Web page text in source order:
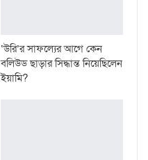
‘উরি’র সাফল্যের আগে কেন
বলিউড ছাড়ার সিদ্ধান্ত নিয়েছিলেন
ইয়ামি?